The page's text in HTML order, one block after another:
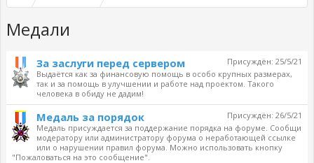
Медали
Присуждён: 25/5/21
За заслуги перед сервером
Выдаётся как за финансовую помощь в особо крупных размерах,
так и за помощь в улучшении и работе над проектом. Такого
человека в обиду не дадим!
Присуждён: 26/5/21
Медаль за порядок
Медаль присуждается за поддержание порядка на форуме. Сообщи
модератору или администратору форума о неработающей ссылке
или о нарушении правил форума. Можно использовать кнопку
"Пожаловаться на это сообщение".